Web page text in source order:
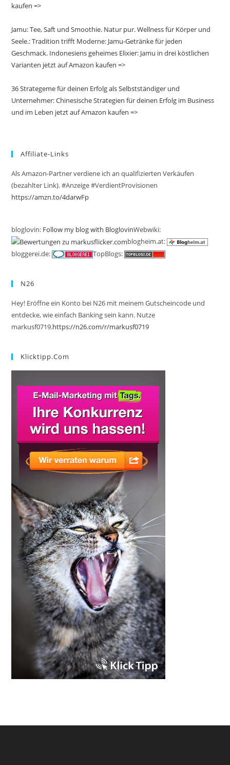
kaufen =>
Jamu: Tee, Saft und Smoothie. Natur pur. Wellness für Körper und
Seele.: Tradition trifft Moderne: Jamu-Getränke für jeden
Geschmack. Indonesiens geheimes Elixier: Jamu in drei köstlichen
Varianten jetzt auf Amazon kaufen =>
36 Strategeme für deinen Erfolg als Selbstständiger und
Unternehmer: Chinesische Strategien für deinen Erfolg im Business
und im Leben jetzt auf Amazon kaufen =>
Affiliate-Links
Als Amazon-Partner verdiene ich an qualifizierten Verkäufen
(bezahlter Link). #Anzeige #VerdientProvisionen
https://amzn.to/4darwFp
bloglovin: Follow my blog with BloglovinWebwiki:
blogheim.at:
bloggerei.de:
TopBlogs:
N26
Hey! Eröffne ein Konto bei N26 mit meinem Gutscheincode und
entdecke, wie einfach Banking sein kann. Nutze
markusf0719.https://n26.com/r/markusf0719
Klicktipp.com